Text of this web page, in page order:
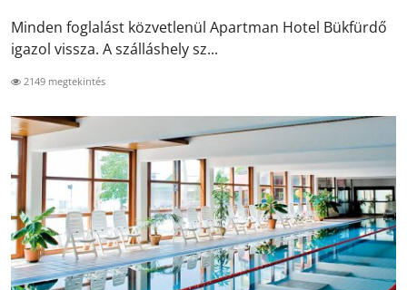
Minden foglalást közvetlenül Apartman Hotel Bükfürdő
igazol vissza. A szálláshely sz...
2149 megtekintés